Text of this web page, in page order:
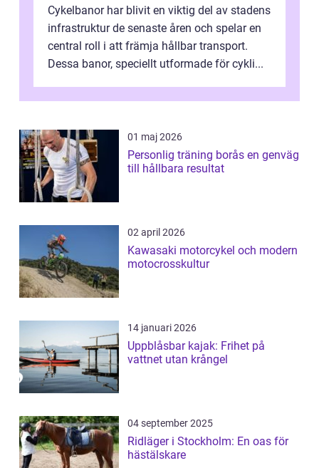
Cykelbanor har blivit en viktig del av stadens
infrastruktur de senaste åren och spelar en
central roll i att främja hållbar transport.
Dessa banor, speciellt utformade för cykli...
01 maj 2026
Personlig träning borås en genväg
till hållbara resultat
02 april 2026
Kawasaki motorcykel och modern
motocrosskultur
14 januari 2026
Uppblåsbar kajak: Frihet på
vattnet utan krångel
04 september 2025
Ridläger i Stockholm: En oas för
hästälskare